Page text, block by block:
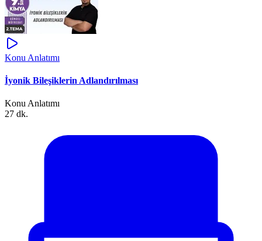
Konu Anlatımı
İyonik Bileşiklerin Adlandırılması
Konu Anlatımı
27 dk.